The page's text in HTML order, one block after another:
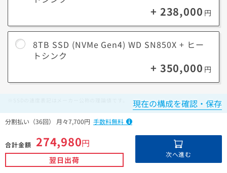
現在の構成を確認・保存
分割払い（36回） 月々7,700円 手数料無料
合計金額 274,980円
翌日出荷
次へ進む
+ 238,000 円
8TB SSD (NVMe Gen4) WD SN850X + ヒー
トシンク
+ 350,000 円
ハードディスク/SSD
選び方のポイント